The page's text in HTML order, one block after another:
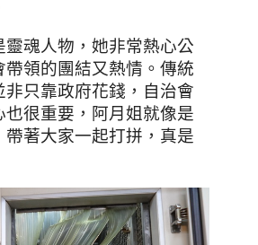
靈魂人物，她非常熱心公
帶領的團結又熱情。傳統
非只靠政府花錢，自治會
也很重要，阿月姐就像是
帶著大家一起打拼，真是